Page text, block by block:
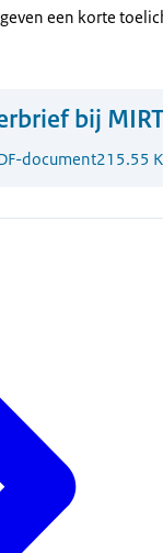
een korte
bij
document215.55